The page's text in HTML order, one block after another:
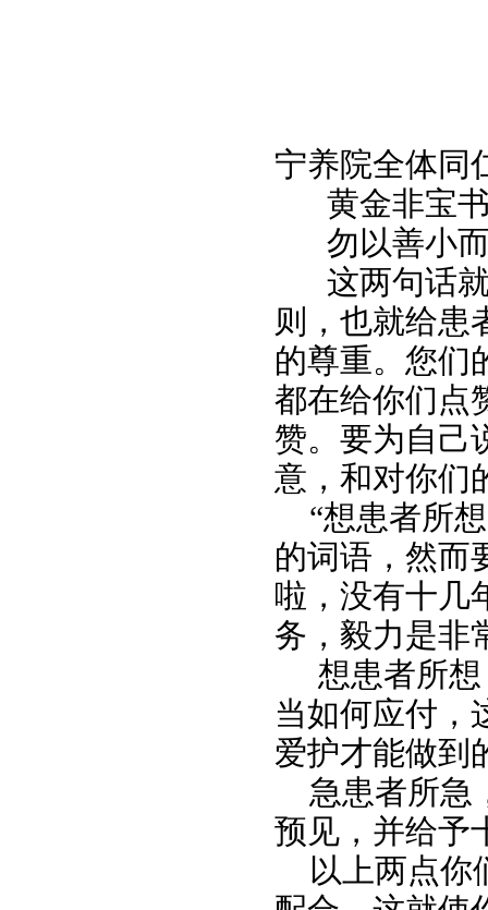
宁养院全体同
黄金非宝书
勿以善小而
这两句话就
则，也就给患
的尊重。您们
都在给你们点
赞。要为自己
意，和对你们
“想患者所想
的词语，然而
啦，没有十几
务，毅力是非
想患者所想
当如何应付，
爱护才能做到
急患者所急
预见，并给予
以上两点你